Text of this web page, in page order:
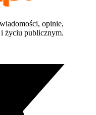
opinie,
życiu publicznym.